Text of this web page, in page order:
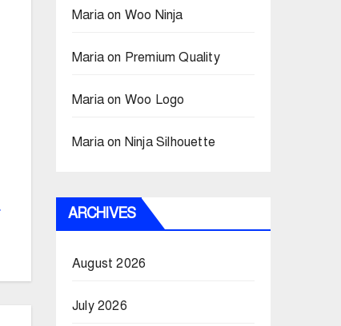
Maria on Woo Ninja
Maria on Premium Quality
Maria on Woo Logo
Maria on Ninja Silhouette
ARCHIVES
August 2026
July 2026